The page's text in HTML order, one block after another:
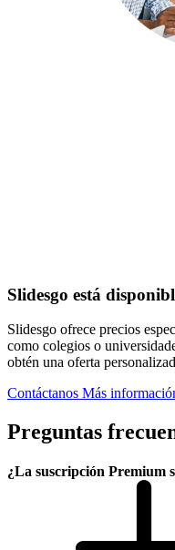
Slidesgo está
Slidesgo ofrece precios
como colegios o
obtén una oferta
Contáctanos Más
Preguntas
¿La suscripción Premium